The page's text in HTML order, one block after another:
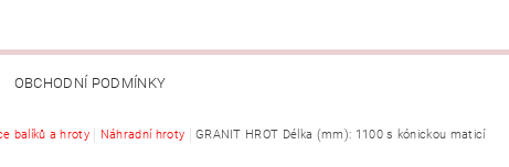
OBCHODNÍ PODMÍNKY
balíků a hroty Náhradní hroty GRANIT HROT Délka (mm): 1100 s kónickou maticí